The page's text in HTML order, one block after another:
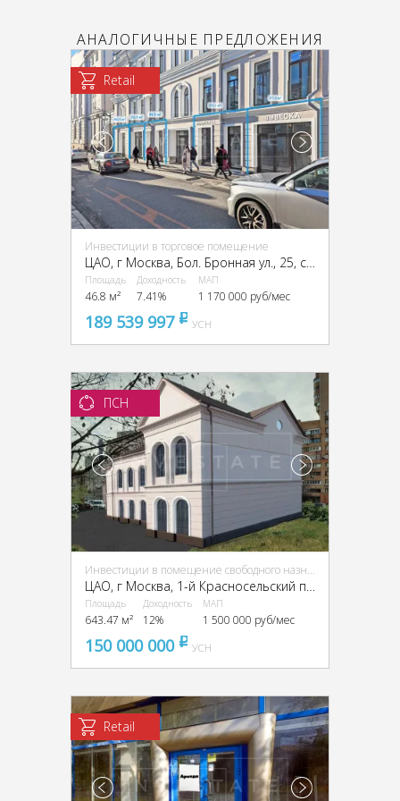
АНАЛОГИЧНЫЕ ПРЕДЛОЖЕНИЯ
Retail
Инвестиции в торговое помещение
ЦАО, г Москва, Бол. Бронная ул., 25, стр. 3
Площадь
46.8 м²
Доходность
7.41%
МАП
1 170 000 руб/мес
189 539 997 pуб
УСН
ПСН
Инвестиции в помещение свободного назначения (ПСН)
Площадь
643.47 м²
Доходность
12%
МАП
1 500 000 руб/мес
150 000 000 pуб
УСН
Retail